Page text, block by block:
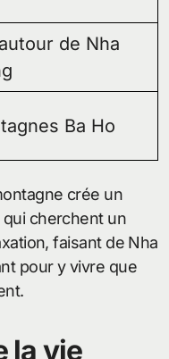
de Nha
Ba Ho
crée un
cherchent un
faisant de Nha
pour y vivre que
la vie